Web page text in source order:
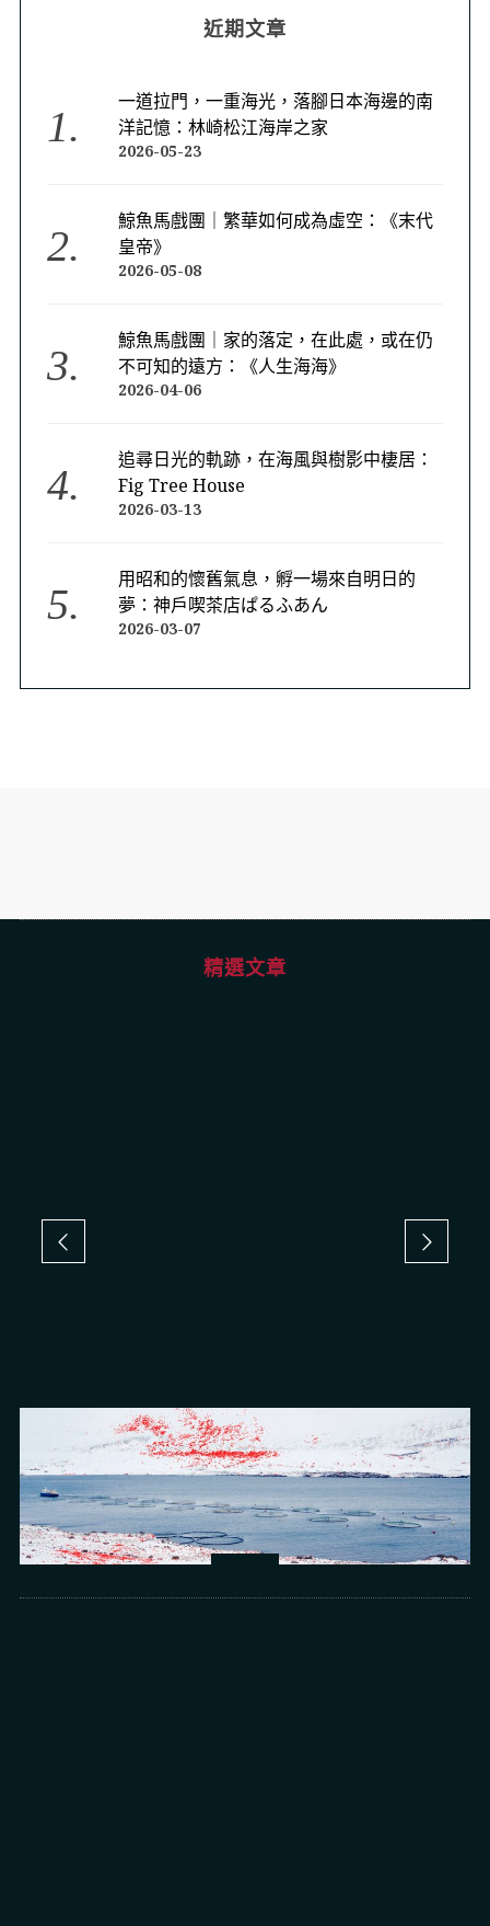
近期文章
一道拉門，一重海光，落腳日本海邊的南
洋記憶：林崎松江海岸之家
2026-05-23
鯨魚馬戲團｜繁華如何成為虛空：《末代
皇帝》
2026-05-08
鯨魚馬戲團｜家的落定，在此處，或在仍
不可知的遠方：《人生海海》
2026-04-06
追尋日光的軌跡，在海風與樹影中棲居：
Fig Tree House
2026-03-13
用昭和的懷舊氣息，孵一場來自明日的
夢：神戶喫茶店ぱるふあん
2026-03-07
精選文章